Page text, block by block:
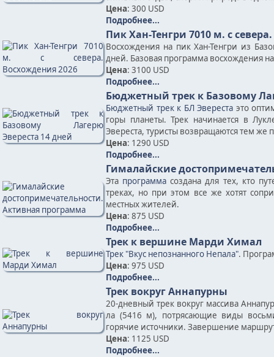
Цена: 300 USD
Подробнее...
Пик Хан-Тенгри 7010 м. с
Восхождения на пик Хан-Тенгри из
дней. Базовая программа восхождения
Цена: 3100 USD
Подробнее...
Бюджетный трек к Базовому
Бюджетный трек к БЛ Эвереста это
горы планеты. Трек начинается в
Эвереста, туристы возвращаются тем же
Цена: 1290 USD
Подробнее...
Гималайские
Эта программа создана для тех, кто
треках, но при этом все же хотят
местных жителей.
Цена: 875 USD
Подробнее...
Трек к вершине Марди Химал
Трек "Вкус непознанного Непала".
Цена: 975 USD
Подробнее...
Трек вокруг Аннапурны
20-дневный трек вокруг массива
ла (5416 м), потрясающие виды
горячие источники. Завершение
Цена: 1125 USD
Подробнее...